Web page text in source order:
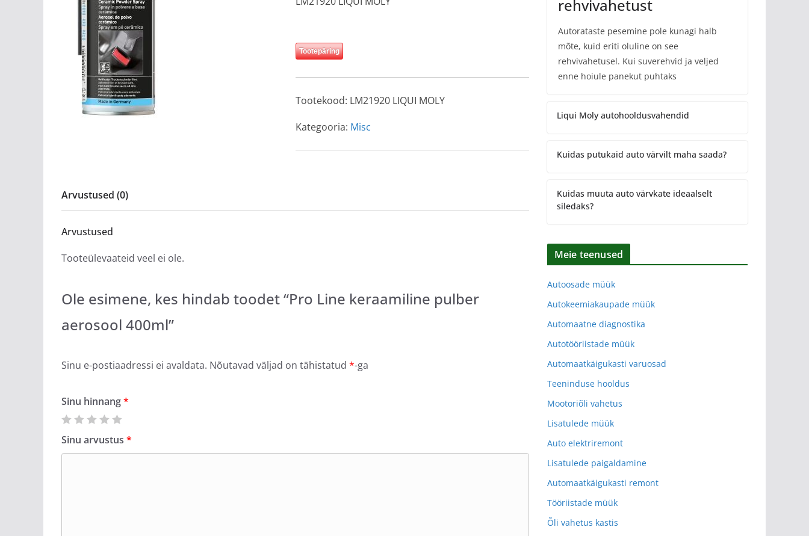
Tootepäring
Tootekood: LM21920 LIQUI MOLY
Kategooria: Misc
Arvustused (0)
Arvustused
Tooteülevaateid veel ei ole.
Ole esimene, kes hindab toodet “Pro Line keraamiline pulber
aerosool 400ml”
Sinu e-postiaadressi ei avaldata. Nõutavad väljad on tähistatud *-ga
Sinu hinnang*
Sinu arvustus *
rehvivahetust
Autorataste pesemine pole kunagi halb
mõte, kuid eriti oluline on see
rehvivahetusel. Kui suverehvid ja veljed
enne hoiule panekut puhtaks
Liqui Moly autohooldusvahendid
Kuidas putukaid auto värvilt maha saada?
Kuidas muuta auto värvkate ideaalselt
siledaks?
Meie teenused
Autoosade müük
Autokeemiakaupade müük
Automaatne diagnostika
Autotööriistade müük
Automaatkäigukasti varuosad
Teeninduse hooldus
Mootoriõli vahetus
Lisatulede müük
Auto elektriremont
Lisatulede paigaldamine
Automaatkäigukasti remont
Tööriistade müük
Õli vahetus kastis